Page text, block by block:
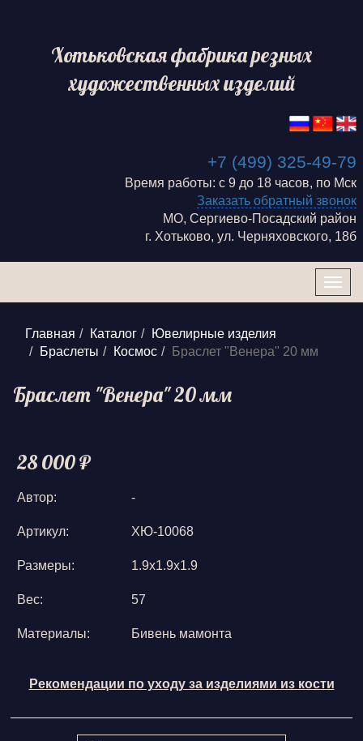
Хотьковская фабрика резных
художественных изделий
+7 (499) 325-49-79
Время работы: с 9 до 18 часов, по Мск
Заказать обратный звонок
МО, Сергиево-Посадский район
г. Хотьково, ул. Черняховского, 18б
Главная Каталог
Ювелирные изделия
Браслеты
Космос Браслет "Венера" 20 мм
Браслет "Венера" 20 мм
28 000 ₽
Автор: -
Артикул: ХЮ-10068
Размеры: 1.9х1.9х1.9
Вес: 57
Материалы: Бивень мамонта
Рекомендации по уходу за изделиями из кости